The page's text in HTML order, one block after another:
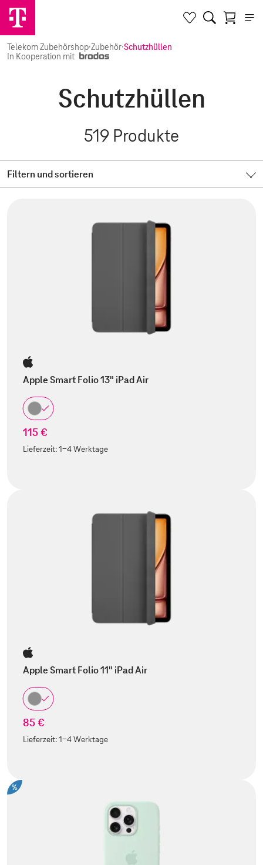
Telekom Zubehörshop·Zubehör·Schutzhüllen
In Kooperation mit
Schutzhüllen
519 Produkte
Filtern und sortieren
Apple Smart Folio 13" iPad Air
115 €
Lieferzeit:1-4 Werktage
Apple Smart Folio 11" iPad Air
85 €
Lieferzeit:1-4 Werktage
%